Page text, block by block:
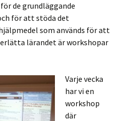
de grundläggande
för att stöda det
som används för att
lärandet är workshopar
Varje vecka
har vi en
workshop
där